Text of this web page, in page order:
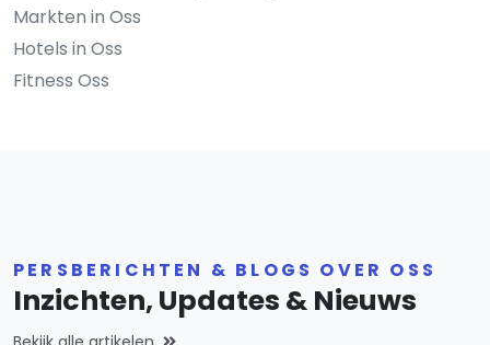
Markten in Oss
Hotels in Oss
Fitness Oss
PERSBERICHTEN & BLOGS OVER OSS
Inzichten, Updates & Nieuws